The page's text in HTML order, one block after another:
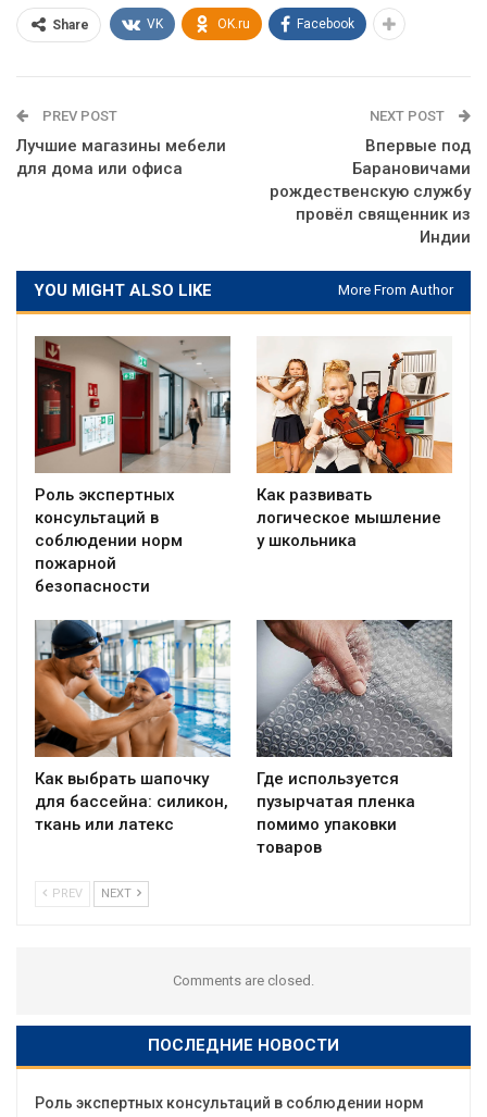
Share VK OK.ru Facebook
PREV POST
Лучшие магазины мебели
для дома или офиса
NEXT POST
Впервые под
Барановичами
рождественскую службу
провёл священник из
Индии
YOU MIGHT ALSO LIKE More From Author
Роль экспертных
консультаций в
соблюдении норм
пожарной
безопасности
Как развивать
логическое мышление
у школьника
Как выбрать шапочку
для бассейна: силикон,
ткань или латекс
Где используется
пузырчатая пленка
помимо упаковки
товаров
PREV NEXT
Comments are closed.
ПОСЛЕДНИЕ НОВОСТИ
Роль экспертных консультаций в соблюдении норм